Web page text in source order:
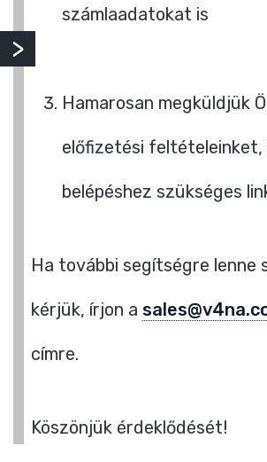
számlaadatokat is
Hamarosan megküldjük
előfizetési feltételeinket,
belépéshez szükséges
Ha további segítségre lenne
kérjük, írjon a
címre.
Köszönjük érdeklődését!